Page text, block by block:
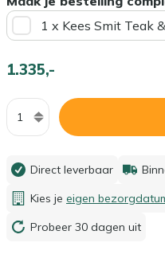
1 x Kees Smit Teak
1.335,-
Aantal
Direct leverbaar
Kies je eigen
Probeer 30 dagen uit